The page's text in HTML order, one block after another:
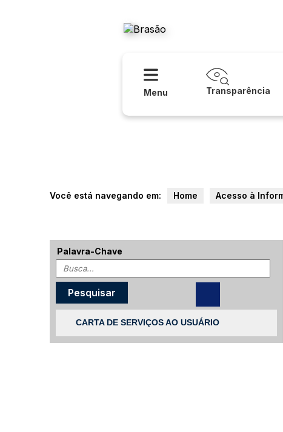
Menu Transparência
Você está navegando em: Home Acesso à
Palavra-Chave
CARTA DE SERVIÇOS AO USUÁRIO